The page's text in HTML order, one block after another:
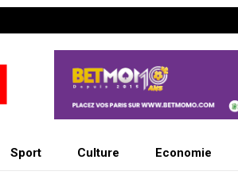
Sport Culture Economie